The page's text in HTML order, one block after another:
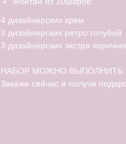
4 дизайнерских крем
3 дизайнерских ретро голубой
3 дизайнерских экстра
НАБОР МОЖНО ВЫПОЛНИТЬ
Закажи сейчас и получи